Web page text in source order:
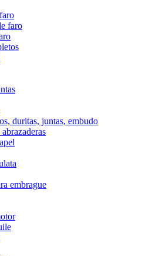
faro
duritas, juntas, embudo
embrague